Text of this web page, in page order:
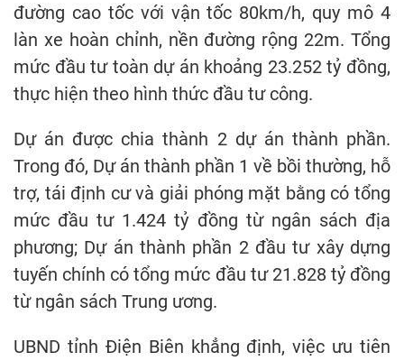
đường cao tốc với vận tốc 80km/h, quy mô 4
làn xe hoàn chỉnh, nền đường rộng 22m. Tổng
mức đầu tư toàn dự án khoảng 23.252 tỷ đồng,
thực hiện theo hình thức đầu tư công.
Dự án được chia thành 2 dự án thành phần.
Trong đó, Dự án thành phần 1 về bồi thường, hỗ
trợ, tái định cư và giải phóng mặt bằng có tổng
mức đầu tư 1.424 tỷ đồng từ ngân sách địa
phương; Dự án thành phần 2 đầu tư xây dựng
tuyến chính có tổng mức đầu tư 21.828 tỷ đồng
từ ngân sách Trung ương.
UBND tỉnh Điện Biên khẳng định, việc ưu tiên